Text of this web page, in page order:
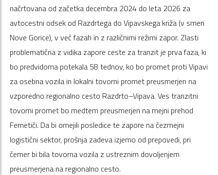
načrtovana od začetka decembra 2024 do leta 2026 za
avtocestni odsek od Razdrtega do Vipavskega križa (v smeri
Nove Gorice), v več fazah in z različnimi režimi zapor. Zlasti
problematična z vidika zapore ceste za tranzit je prva faza, ki
bo predvidoma potekala 58 tednov, ko bo promet proti Vipavi
za osebna vozila in lokalni tovorni promet preusmerjen na
vzporedno regionalno cesto Razdrto–Vipava. Ves tranzitni
tovorni promet bo medtem preusmerjen na mejni prehod
Fernetiči. Da bi omejili posledice te zapore na čezmejni
logistični sektor, prošnja zadeva izjemo od prepovedi, pri
čemer bi bila tovorna vozila z ustreznim dovoljenjem
preusmerjena na regionalno cesto.